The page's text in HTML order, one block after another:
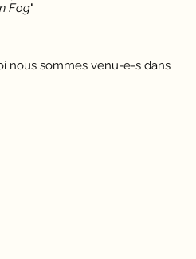
Fog"
nous sommes venu-e-s dans